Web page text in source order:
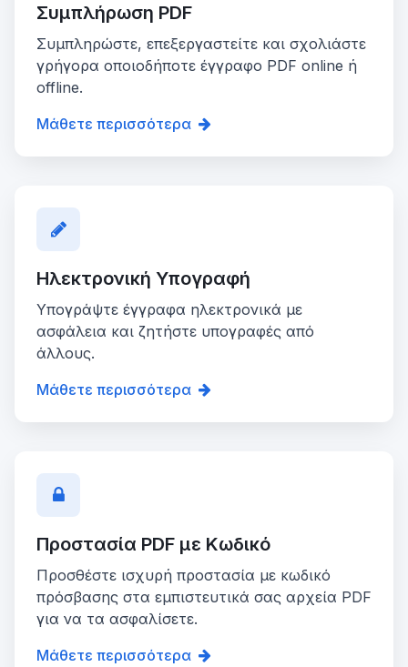
Συμπλήρωση PDF
Συμπληρώστε, επεξεργαστείτε και σχολιάστε
γρήγορα οποιοδήποτε έγγραφο PDF online ή
offline.
Μάθετε περισσότερα
Ηλεκτρονική Υπογραφή
Υπογράψτε έγγραφα ηλεκτρονικά με
ασφάλεια και ζητήστε υπογραφές από
άλλους.
Μάθετε περισσότερα
Προστασία PDF με Κωδικό
Προσθέστε ισχυρή προστασία με κωδικό
πρόσβασης στα εμπιστευτικά σας αρχεία PDF
για να τα ασφαλίσετε.
Μάθετε περισσότερα